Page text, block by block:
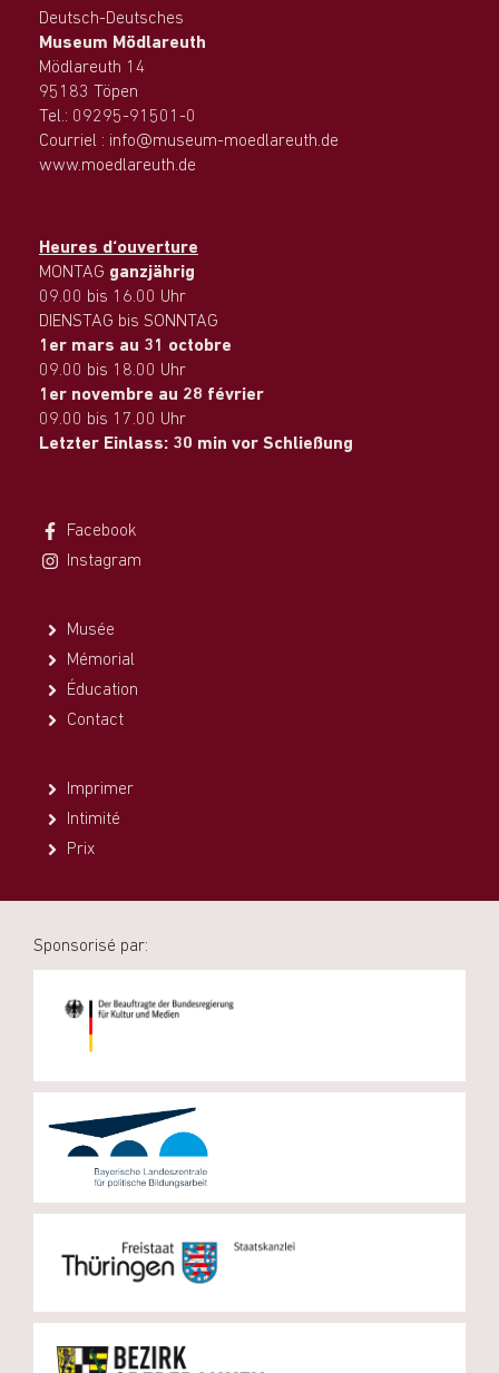
Deutsch-Deutsches
Museum Mödlareuth
Mödlareuth 14
95183 Töpen
Tel.: 09295-91501-0
Courriel : info@museum-moedlareuth.de
www.moedlareuth.de
Heures d‘ouverture
MONTAG ganzjährig
09.00 bis 16.00 Uhr
DIENSTAG bis SONNTAG
1er mars au 31 octobre
09.00 bis 18.00 Uhr
1er novembre au 28 février
09.00 bis 17.00 Uhr
Letzter Einlass: 30 min vor Schließung
Facebook
Instagram
Musée
Mémorial
Éducation
Contact
Imprimer
Intimité
Prix
Sponsorisé par: